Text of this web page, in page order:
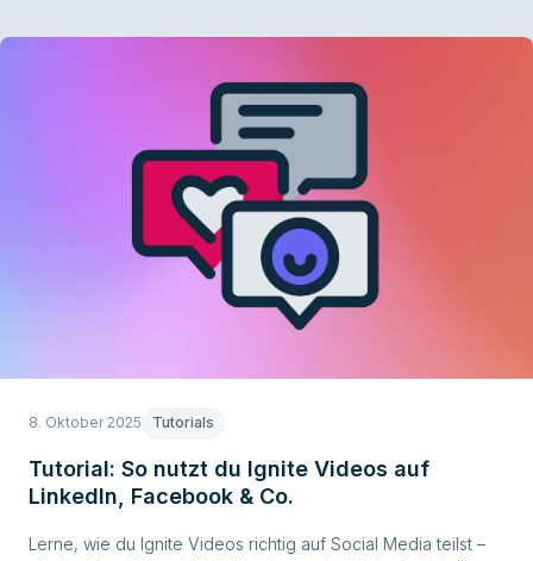
8. Oktober 2025 Tutorials
Tutorial: So nutzt du Ignite Videos auf
LinkedIn, Facebook & Co.
Lerne, wie du Ignite Videos richtig auf Social Media teilst –